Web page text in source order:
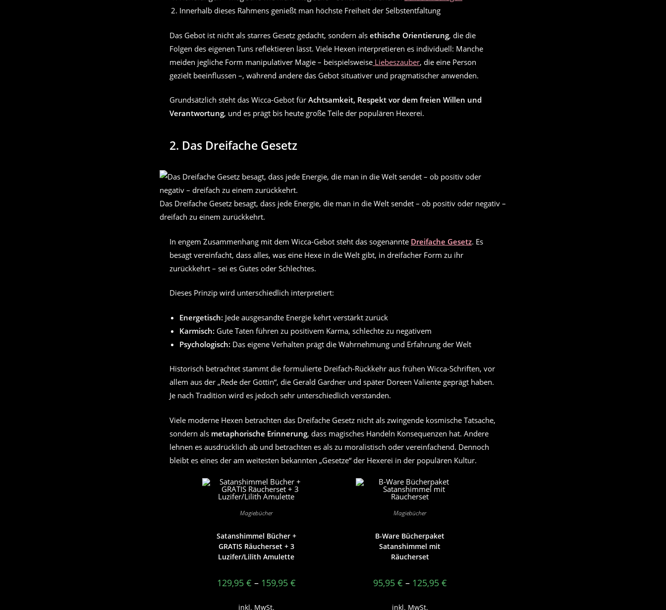
Innerhalb dieses Rahmens genießt man höchste Freiheit der Selbstentfaltung
Das Gebot ist nicht als starres Gesetz gedacht, sondern als ethische Orientierung, die die
Folgen des eigenen Tuns reflektieren lässt. Viele Hexen interpretieren es individuell: Manche
meiden jegliche Form manipulativer Magie – beispielsweise Liebeszauber, die eine Person
gezielt beeinflussen –, während andere das Gebot situativer und pragmatischer anwenden.
Grundsätzlich steht das Wicca-Gebot für Achtsamkeit, Respekt vor dem freien Willen und
Verantwortung, und es prägt bis heute große Teile der populären Hexerei.
2. Das Dreifache Gesetz
Das Dreifache Gesetz besagt, dass jede Energie, die man in die Welt sendet – ob positiv oder negativ –
dreifach zu einem zurückkehrt.
In engem Zusammenhang mit dem Wicca-Gebot steht das sogenannte Dreifache Gesetz. Es
besagt vereinfacht, dass alles, was eine Hexe in die Welt gibt, in dreifacher Form zu ihr
zurückkehrt – sei es Gutes oder Schlechtes.
Dieses Prinzip wird unterschiedlich interpretiert:
Energetisch: Jede ausgesandte Energie kehrt verstärkt zurück
Karmisch: Gute Taten führen zu positivem Karma, schlechte zu negativem
Psychologisch: Das eigene Verhalten prägt die Wahrnehmung und Erfahrung der Welt
Historisch betrachtet stammt die formulierte Dreifach-Rückkehr aus frühen Wicca-Schriften, vor
allem aus der „Rede der Göttin“, die Gerald Gardner und später Doreen Valiente geprägt haben.
Je nach Tradition wird es jedoch sehr unterschiedlich verstanden.
Viele moderne Hexen betrachten das Dreifache Gesetz nicht als zwingende kosmische Tatsache,
sondern als metaphorische Erinnerung, dass magisches Handeln Konsequenzen hat. Andere
lehnen es ausdrücklich ab und betrachten es als zu moralistisch oder vereinfachend. Dennoch
bleibt es eines der am weitesten bekannten „Gesetze“ der Hexerei in der populären Kultur.
Magiebücher
Satanshimmel Bücher +
GRATIS Räucherset + 3
Luzifer/Lilith Amulette
129,95 € – 159,95 €
inkl. MwSt.
Magiebücher
B-Ware Bücherpaket
Satanshimmel mit
Räucherset
95,95 € – 125,95 €
inkl. MwSt.